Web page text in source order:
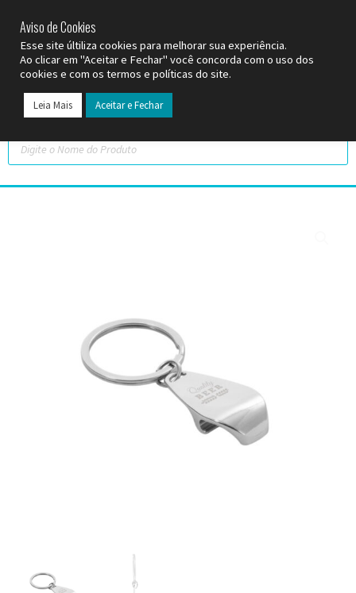
Aviso de Cookies
Esse site últiliza cookies para melhorar sua experiência.
Ao clicar em "Aceitar e Fechar" você concorda com o uso dos
cookies e com os termos e políticas do site.
Leia Mais Aceitar e Fechar